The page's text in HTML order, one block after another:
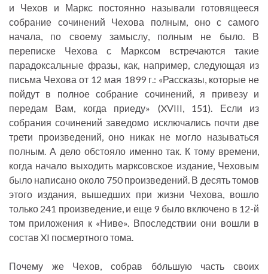
и Чехов и Маркс постоянно называли готовящееся
собрание сочинений Чехова полным, оно с самого
начала, по своему замыслу, полным не было. В
переписке Чехова с Марксом встречаются такие
парадоксальные фразы, как, например, следующая из
письма Чехова от 12 мая 1899 г.: «Рассказы, которые не
пойдут в полное собрание сочинений, я привезу и
передам Вам, когда приеду» (XVIII, 151). Если из
собрания сочинений заведомо исключались почти две
трети произведений, оно никак не могло называться
полным. А дело обстояло именно так. К тому времени,
когда начало выходить марксовское издание, Чеховым
было написано около 750 произведений. В десять томов
этого издания, вышедших при жизни Чехова, вошло
только 241 произведение, и еще 9 было включено в 12-й
том приложения к «Ниве». Впоследствии они вошли в
состав XI посмертного тома.
Почему же Чехов, собрав бо́льшую часть своих